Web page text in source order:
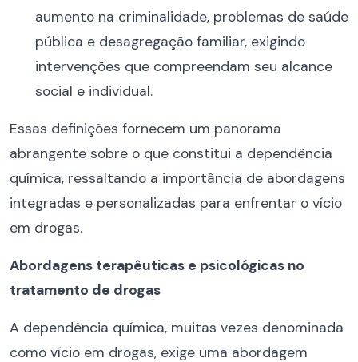
aumento na criminalidade, problemas de saúde
pública e desagregação familiar, exigindo
intervenções que compreendam seu alcance
social e individual.
Essas definições fornecem um panorama
abrangente sobre o que constitui a dependência
química, ressaltando a importância de abordagens
integradas e personalizadas para enfrentar o vício
em drogas.
Abordagens terapêuticas e psicológicas no
tratamento de drogas
A dependência química, muitas vezes denominada
como vício em drogas, exige uma abordagem